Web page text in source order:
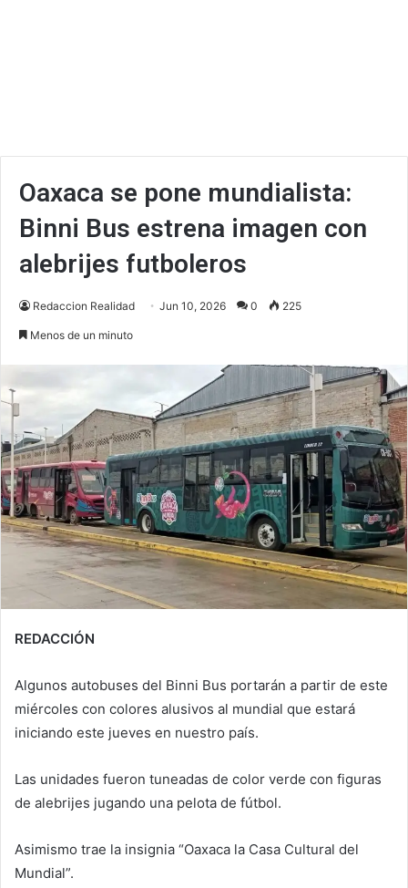
Oaxaca se pone mundialista:
Binni Bus estrena imagen con
alebrijes futboleros
Redaccion Realidad Jun 10, 2026 0 225
Menos de un minuto
REDACCIÓN
Algunos autobuses del Binni Bus portarán a partir de este
miércoles con colores alusivos al mundial que estará
iniciando este jueves en nuestro país.
Las unidades fueron tuneadas de color verde con figuras
de alebrijes jugando una pelota de fútbol.
Asimismo trae la insignia “Oaxaca la Casa Cultural del
Mundial”.